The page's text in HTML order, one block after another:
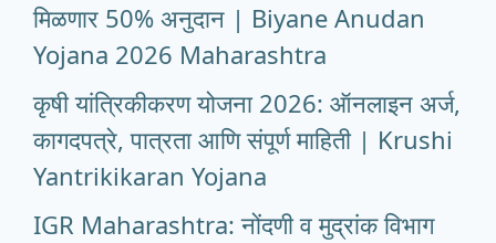
मिळणार 50% अनुदान | Biyane Anudan
Yojana 2026 Maharashtra
कृषी यांत्रिकीकरण योजना 2026: ऑनलाइन अर्ज,
कागदपत्रे, पात्रता आणि संपूर्ण माहिती | Krushi
Yantrikikaran Yojana
IGR Maharashtra: नोंदणी व मुद्रांक विभाग